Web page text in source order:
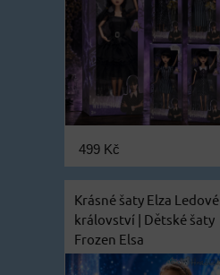
499 Kč
Krásné šaty Elza Ledové
království | Dětské šaty
Frozen Elsa